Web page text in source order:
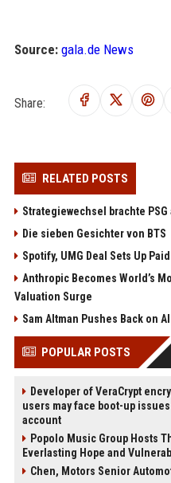
Source: gala.de News
Share:
RELATED POSTS
Strategiewechsel brachte
Die sieben Gesichter von BTS
Spotify, UMG Deal Sets Up
Anthropic Becomes World’s
Valuation Surge
Sam Altman Pushes Back on
POPULAR POSTS
Developer of VeraCrypt
users may face boot-up
account
Popolo Music Group Hosts
Everlasting Hope and
Chen, Motors Senior